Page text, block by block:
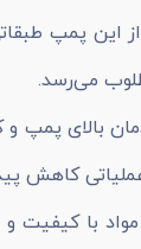
از این پمپ
می‌رسد.
بالای
کاهش
مواد با